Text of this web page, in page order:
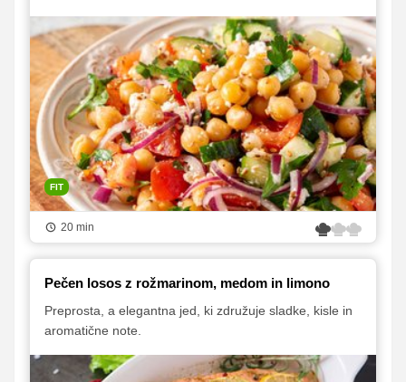
FIT
20 min
Pečen losos z rožmarinom, medom in limono
Preprosta, a elegantna jed, ki združuje sladke, kisle in
aromatične note.